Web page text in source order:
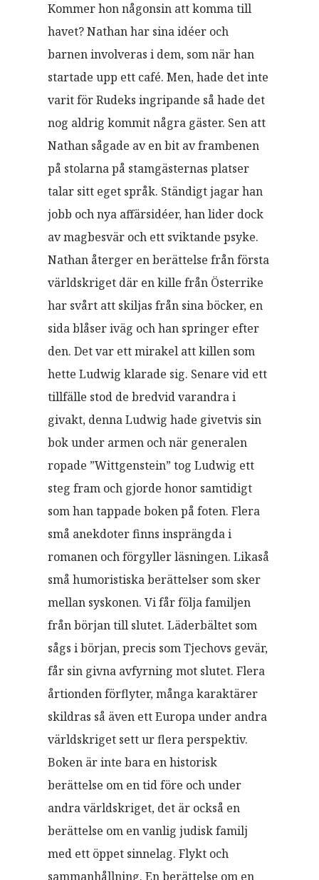
Kommer hon någonsin att komma till
havet? Nathan har sina idéer och
barnen involveras i dem, som när han
startade upp ett café. Men, hade det inte
varit för Rudeks ingripande så hade det
nog aldrig kommit några gäster. Sen att
Nathan sågade av en bit av frambenen
på stolarna på stamgästernas platser
talar sitt eget språk. Ständigt jagar han
jobb och nya affärsidéer, han lider dock
av magbesvär och ett sviktande psyke.
Nathan återger en berättelse från första
världskriget där en kille från Österrike
har svårt att skiljas från sina böcker, en
sida blåser iväg och han springer efter
den. Det var ett mirakel att killen som
hette Ludwig klarade sig. Senare vid ett
tillfälle stod de bredvid varandra i
givakt, denna Ludwig hade givetvis sin
bok under armen och när generalen
ropade ”Wittgenstein” tog Ludwig ett
steg fram och gjorde honor samtidigt
som han tappade boken på foten. Flera
små anekdoter finns insprängda i
romanen och förgyller läsningen. Likaså
små humoristiska berättelser som sker
mellan syskonen. Vi får följa familjen
från början till slutet. Läderbältet som
sågs i början, precis som Tjechovs gevär,
får sin givna avfyrning mot slutet. Flera
årtionden förflyter, många karaktärer
skildras så även ett Europa under andra
världskriget sett ur flera perspektiv.
Boken är inte bara en historisk
berättelse om en tid före och under
andra världskriget, det är också en
berättelse om en vanlig judisk familj
med ett öppet sinnelag. Flykt och
sammanhållning. En berättelse om en